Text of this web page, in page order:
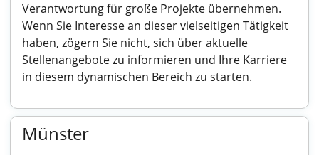
Verantwortung für große Projekte übernehmen.
Wenn Sie Interesse an dieser vielseitigen Tätigkeit
haben, zögern Sie nicht, sich über aktuelle
Stellenangebote zu informieren und Ihre Karriere
in diesem dynamischen Bereich zu starten.
Münster